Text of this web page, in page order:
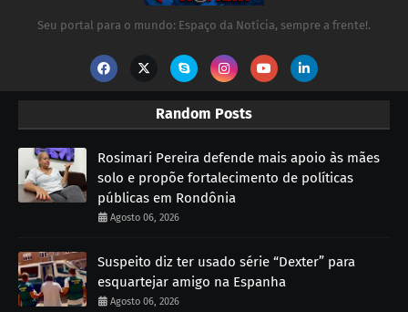
Seu portal para o mundo: Espaço da Notícia, sempre a frente!.
Random Posts
Rosimari Pereira defende mais apoio às mães
solo e propõe fortalecimento de políticas
públicas em Rondônia
Agosto 06, 2026
Suspeito diz ter usado série “Dexter” para
esquartejar amigo na Espanha
Agosto 06, 2026